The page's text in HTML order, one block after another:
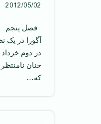
2012/05/02
آگورا در يک
چنان
که…